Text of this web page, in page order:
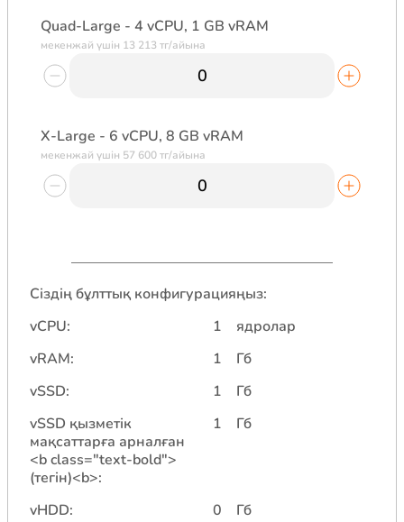
Quad-Large - 4 vCPU, 1 GB vRAM
мекенжай үшін 13 213 тг/айына
X-Large - 6 vCPU, 8 GB vRAM
мекенжай үшін 57 600 тг/айына
Сіздің бұлттық конфигурацияңыз:
vCPU: 1
ядролар
vRAM: 1
Гб
vSSD: 1
Гб
vSSD қызметік
мақсаттарға арналған
<b class="text-bold">
(тегін)<b>:
1 Гб
vHDD: 0
Гб